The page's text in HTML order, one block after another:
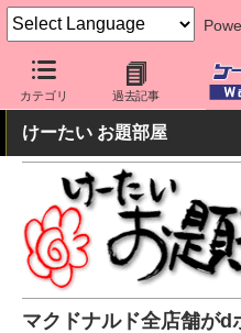
カテゴリ 過去記事
ケータイ Watch 業界動向 調
けーたい お題部屋
マクドナルド全店舗がd